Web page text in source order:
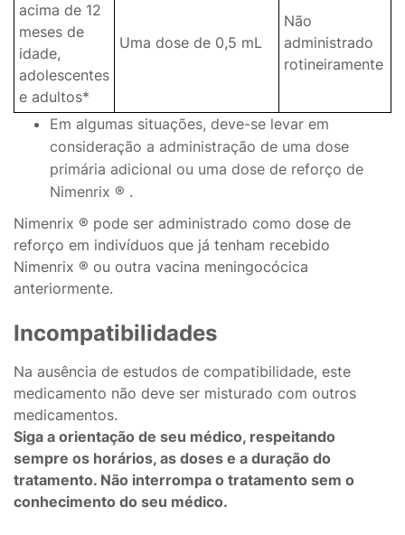
acima de 12
meses de
idade,
adolescentes
e adultos*
Uma dose de 0,5 mL
Não
administrado
rotineiramente
Em algumas situações, deve-se levar em
consideração a administração de uma dose
primária adicional ou uma dose de reforço de
Nimenrix ® .
Nimenrix ® pode ser administrado como dose de
reforço em indivíduos que já tenham recebido
Nimenrix ® ou outra vacina meningocócica
anteriormente.
Incompatibilidades
Na ausência de estudos de compatibilidade, este
medicamento não deve ser misturado com outros
medicamentos.
Siga a orientação de seu médico, respeitando
sempre os horários, as doses e a duração do
tratamento. Não interrompa o tratamento sem o
conhecimento do seu médico.